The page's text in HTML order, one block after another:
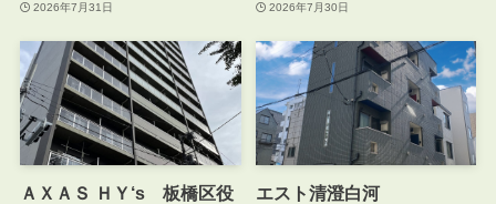
2026年7月31日 2026年7月30日
ＡＸＡＳ ＨＹ‘s 板橋区役
エスト清澄白河